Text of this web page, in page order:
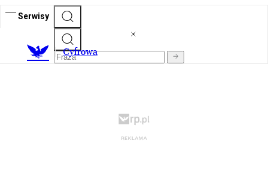
Serwisy
Cyfrowa